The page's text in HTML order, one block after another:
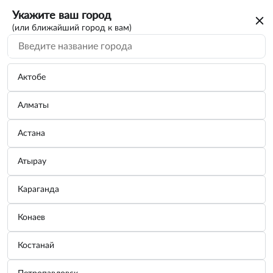
Укажите ваш город
(или ближайший город к вам)
Актобе
Алматы
Астана
Атырау
Караганда
Конаев
Костанай
Сетка карман на липучке 25x55 см AVS
TL-02
Бренд:AVS